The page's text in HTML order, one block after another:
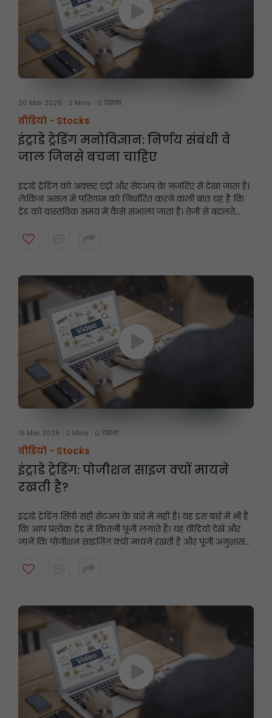
26 Mar 2026 2 Mins 0 देखना
वीडियो - Stocks
इंट्राडे ट्रेडिंग मनोविज्ञान: निर्णय संबंधी वे
जाल जिनसे बचना चाहिए
इंट्राडे ट्रेडिंग को अक्सर एंट्री और सेटअप के नजरिए से देखा जाता है।
लेकिन असल में परिणाम को निर्धारित करने वाली बात यह है कि
ट्रेड को वास्तविक समय में कैसे संभाला जाता है। तेजी से बदलते
करना पड़ता है, उनके बारे में जानने के लिए यह वीडियो देखें, और
19 Mar 2026 2 Mins 0 देखना
वीडियो - Stocks
इंट्राडे ट्रेडिंग: पोजीशन साइज क्यों मायने
रखती है?
इंट्राडे ट्रेडिंग सिर्फ सही सेटअप के बारे में नहीं है। यह इस बारे में भी है
कि आप प्रत्येक ट्रेड में कितनी पूंजी लगाते हैं। यह वीडियो देखें और
जानें कि पोजीशन साइजिंग क्यों मायने रखती है और पूंजी अनुशासन
करता है।